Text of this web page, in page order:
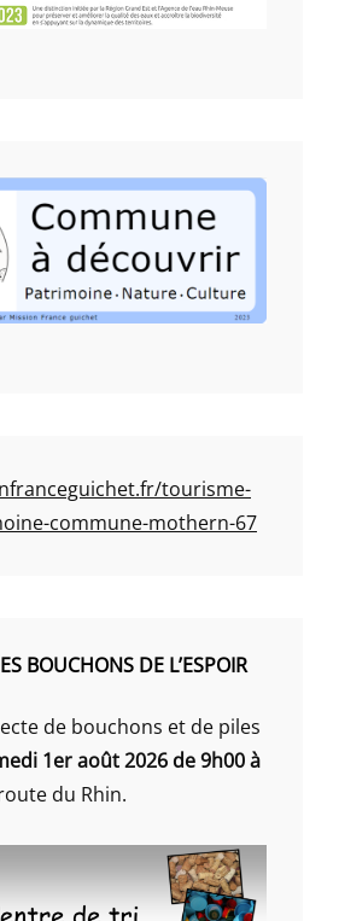
tourisme-
commune-mothern-67
BOUCHONS DE L’ESPOIR
de bouchons et de piles
1er août 2026 de 9h00 à
du Rhin.